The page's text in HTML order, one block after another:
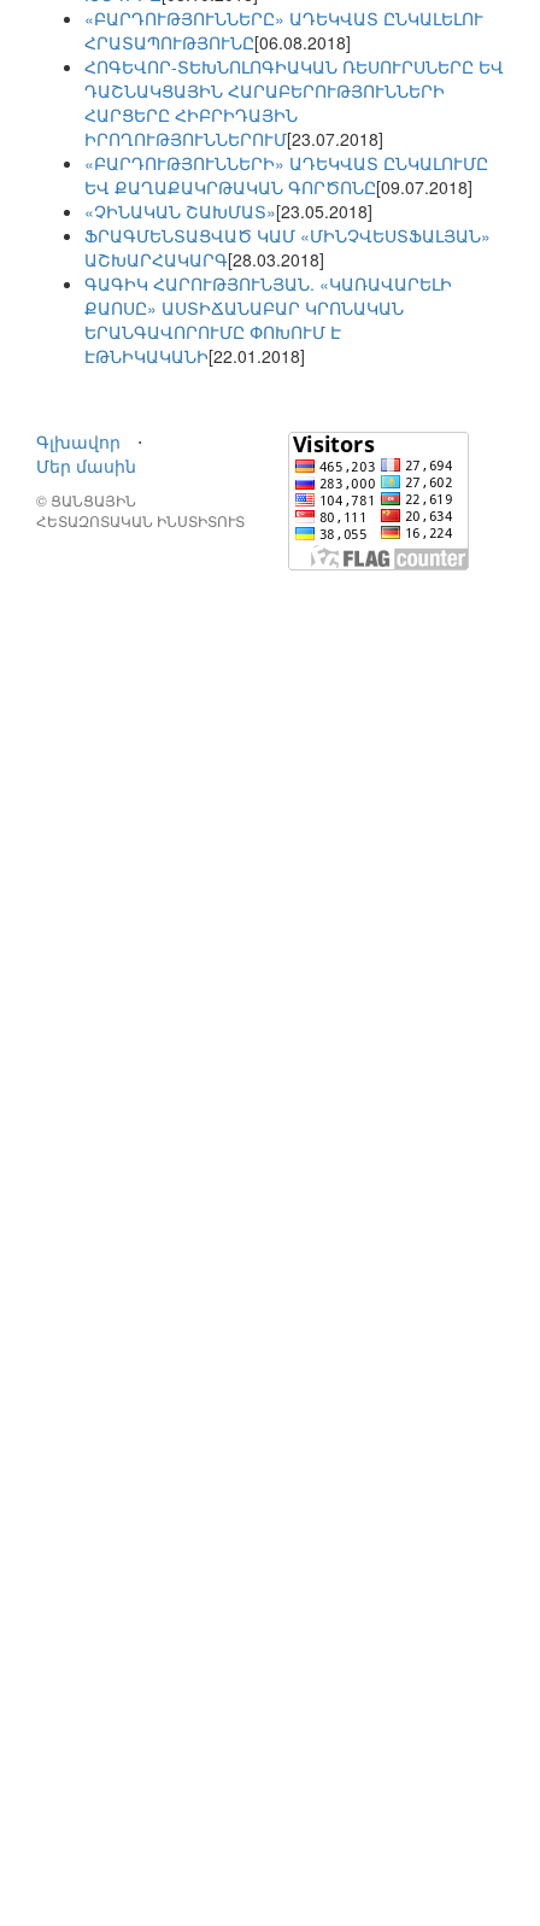
«ԲԱՐԴՈՒԹՅՈՒՆՆԵՐԸ» ԱԴԵԿՎԱՏ ԸՆԿԱԼԵԼՈՒ
ՀՐԱՏԱՊՈՒԹՅՈՒՆԸ[06.08.2018]
ՀՈԳԵՎՈՐ-ՏԵԽՆՈԼՈԳԻԱԿԱՆ ՌԵՍՈՒՐՍՆԵՐԸ ԵՎ
ԴԱՇՆԱԿՑԱՅԻՆ ՀԱՐԱԲԵՐՈՒԹՅՈՒՆՆԵՐԻ
ՀԱՐՑԵՐԸ ՀԻԲՐԻԴԱՅԻՆ
ԻՐՈՂՈՒԹՅՈՒՆՆԵՐՈՒՄ[23.07.2018]
«ԲԱՐԴՈՒԹՅՈՒՆՆԵՐԻ» ԱԴԵԿՎԱՏ ԸՆԿԱԼՈՒՄԸ
ԵՎ ՔԱՂԱՔԱԿՐԹԱԿԱՆ ԳՈՐԾՈՆԸ[09.07.2018]
«ՉԻՆԱԿԱՆ ՇԱԽՄԱՏ»[23.05.2018]
ՖՐԱԳՄԵՆՏԱՑՎԱԾ ԿԱՄ «ՄԻՆՉՎԵՍՏՖԱԼՅԱՆ»
ԱՇԽԱՐՀԱԿԱՐԳ[28.03.2018]
ԳԱԳԻԿ ՀԱՐՈՒԹՅՈՒՆՅԱՆ. «ԿԱՌԱՎԱՐԵԼԻ
ՔԱՈՍԸ» ԱՍՏԻՃԱՆԱԲԱՐ ԿՐՈՆԱԿԱՆ
ԵՐԱՆԳԱՎՈՐՈՒՄԸ ՓՈԽՈՒՄ Է
ԷԹՆԻԿԱԿԱՆԻ[22.01.2018]
Գլխավոր
⋅
Մեր մասին
© ՑԱՆՑԱՅԻՆ
ՀԵՏԱԶՈՏԱԿԱՆ ԻՆՍՏԻՏՈՒՏ